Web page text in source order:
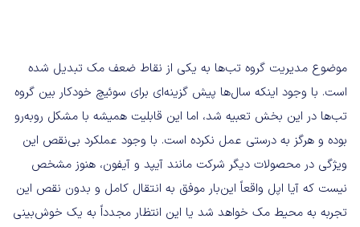
موضوع مدیریت گروه تب‌ها به یکی از نقاط ضعف مک تبدیل شده
است. با وجود اینکه سال‌ها پیش گزینه‌ای برای سوئیچ خودکار بین گروه
تب‌ها در این بخش تعبیه شد، اما این قابلیت همیشه با مشکل روبه‌رو
بوده و هرگز به درستی عمل نکرده است. با وجود عملکرد بی‌نقص این
ویژگی در محصولات دیگر شرکت مانند آیپد و آیفون، هنوز مشخص
نیست که آیا اپل واقعاً این‌بار موفق به انتقال کامل و بدون نقص این
تجربه به محیط مک خواهد شد یا این انتظار مجدداً به یک خوش‌بینی